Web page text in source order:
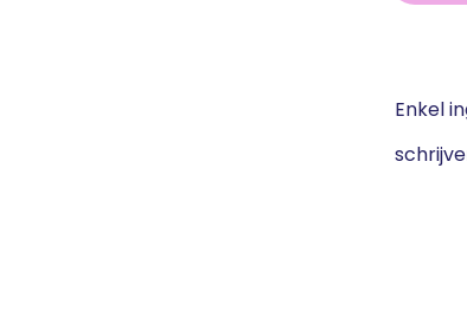
Enkel